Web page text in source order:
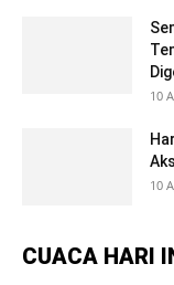
10
10
CUACA HARI